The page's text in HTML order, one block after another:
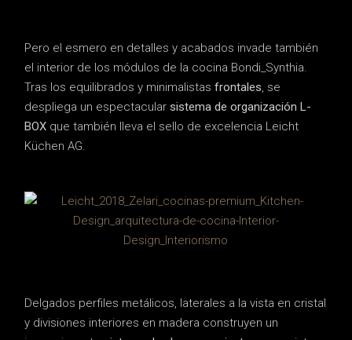
Pero el esmero en detalles y acabados invade también
el interior de los módulos de la cocina Bondi_Synthia.
Tras los equilibrados y minimalistasfrontales, se
despliega un espectacularsistema de organización L-
BOX que también lleva el sello de excelencia Leicht
Küchen AG.
Delgados perfiles metálicos, laterales a la vista en cristal
y divisiones interiores en madera construyen un